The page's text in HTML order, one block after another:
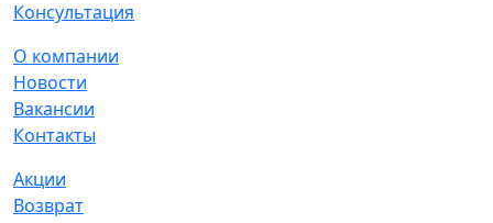
Консультация
О компании
Новости
Вакансии
Контакты
Акции
Возврат